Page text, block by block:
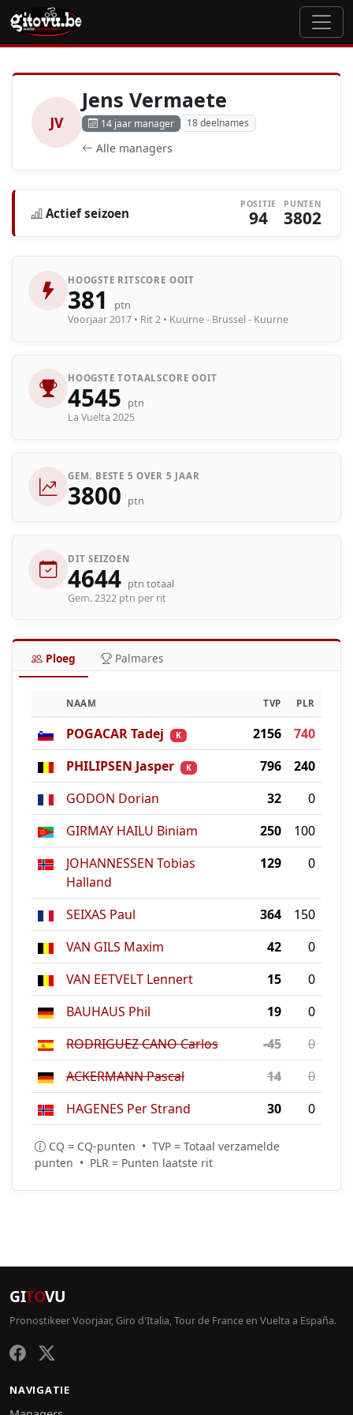
JV
Jens Vermaete
14 jaar manager 18 deelnames
Alle managers
Actief seizoen
POSITIE
94
PUNTEN
3802
HOOGSTE RITSCORE OOIT
381 ptn
Voorjaar 2017 • Rit 2 • Kuurne - Brussel - Kuurne
HOOGSTE TOTAALSCORE OOIT
4545 ptn
La Vuelta 2025
GEM. BESTE 5 OVER 5 JAAR
3800 ptn
DIT SEIZOEN
4644 ptn totaal
Gem. 2322 ptn per rit
Ploeg Palmares
NAAM TVP PLR
POGACAR Tadej K 2156
740
PHILIPSEN Jasper
K 796
240
GODON Dorian
32
0
GIRMAY HAILU Biniam
250
100
JOHANNESSEN Tobias
Halland
129 0
SEIXAS Paul 364
150
VAN GILS Maxim
42
0
VAN EETVELT Lennert
15
0
BAUHAUS Phil
19
0
RODRIGUEZ CANO Carlos
-45
0
ACKERMANN Pascal
14
0
HAGENES Per Strand
30 0
CQ = CQ-punten • TVP = Totaal verzamelde
punten • PLR = Punten laatste rit
GITOVU
Pronostikeer Voorjaar, Giro d'Italia, Tour de France en Vuelta a España.
NAVIGATIE